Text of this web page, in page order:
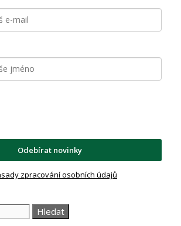
Odebírat novinky
zpracování osobních údajů